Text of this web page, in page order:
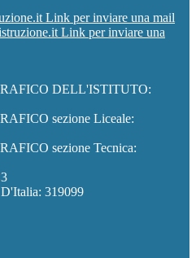
Link per inviare una mail
Link per inviare una
DELL'ISTITUTO:
sezione Liceale:
sezione Tecnica:
319099